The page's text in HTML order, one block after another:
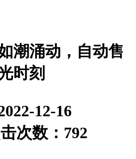
潮涌动，自动售
时刻
12-16
次数： 792